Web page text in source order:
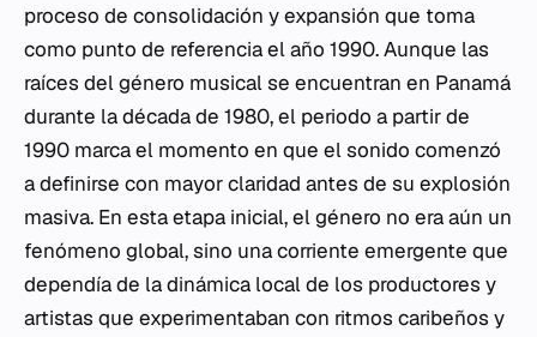
proceso de consolidación y expansión que toma
como punto de referencia el año 1990. Aunque las
raíces del género musical se encuentran en Panamá
durante la década de 1980, el periodo a partir de
1990 marca el momento en que el sonido comenzó
a definirse con mayor claridad antes de su explosión
masiva. En esta etapa inicial, el género no era aún un
fenómeno global, sino una corriente emergente que
dependía de la dinámica local de los productores y
artistas que experimentaban con ritmos caribeños y